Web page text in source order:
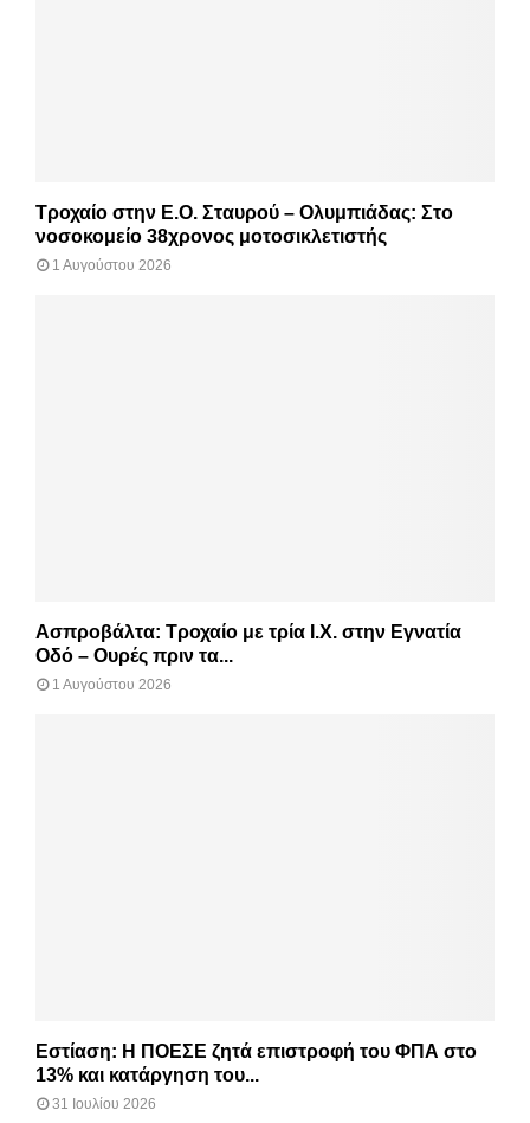
Τροχαίο στην Ε.Ο. Σταυρού – Ολυμπιάδας: Στο
νοσοκομείο 38χρονος μοτοσικλετιστής
1 Αυγούστου 2026
Ασπροβάλτα: Τροχαίο με τρία Ι.Χ. στην Εγνατία
Οδό – Ουρές πριν τα...
1 Αυγούστου 2026
Εστίαση: Η ΠΟΕΣΕ ζητά επιστροφή του ΦΠΑ στο
13% και κατάργηση του...
31 Ιουλίου 2026